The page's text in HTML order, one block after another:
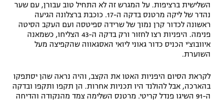
השלישית ברציפות. על המגרש זה לא התחיל טוב עבורן, עם שער
נהדר של ליקה מרטנס בדקה ה-17. כוכבת ברצלונה הגיעה
ראשונה לכדור קרן נמוך של שרידה ספיטסה ועם העקב הסיטה
פנימה. היפניות רצו לחזור ורק בדקה ה-43 הצליחו, כשמאנה
איוובוצ'י הכניס כדור גאוני ליואי האסגאווה שהקפיצה מעל
השוערת.
לקראת הסיום היפניות האטו את הקצב, והיה נראה שהן יסתפקו
בהארכה, אבל להולנד היו תכניות אחרות. הן תקפו ותקפו ובדקה
ה-91 השיגו פנדל קריטי. מרטנס השלימה צמד מהנקודה והדיחה